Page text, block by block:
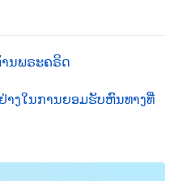
ໂປງທຳມະຊາດທີ່
ຽງແຕ່ສົນທະນາເຖິງຄວາມ
ເຄື່ອ. ເຈົ້າພຽງແຕ່ໃຫ້
ນາເຖິງລາຍລະອຽດ”.
ກຕ້ອງ, ຂ້ອຍເວົ້າມັນໂດຍ
າຍໃນການເຕົ້າໂຮມໃນ
ນພຣະຄຣິດ
າງໃນການຍອມຮັບຫົນທາງທີ່